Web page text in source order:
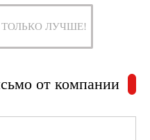
ЛУЧШЕ!
от компании